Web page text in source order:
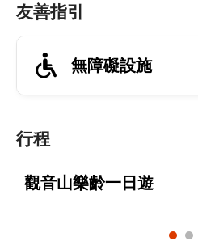
友善指引
無障礙設施
行程
觀音山樂齡一日遊